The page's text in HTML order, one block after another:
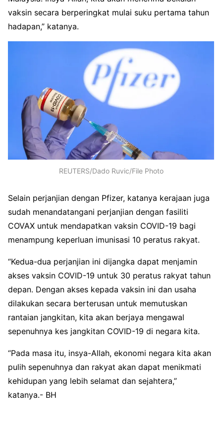
vaksin secara berperingkat mulai suku pertama tahun
hadapan,” katanya.
REUTERS/Dado Ruvic/File Photo
Selain perjanjian dengan Pfizer, katanya kerajaan juga
sudah menandatangani perjanjian dengan fasiliti
COVAX untuk mendapatkan vaksin COVID-19 bagi
menampung keperluan imunisasi 10 peratus rakyat.
“Kedua-dua perjanjian ini dijangka dapat menjamin
akses vaksin COVID-19 untuk 30 peratus rakyat tahun
depan. Dengan akses kepada vaksin ini dan usaha
dilakukan secara berterusan untuk memutuskan
rantaian jangkitan, kita akan berjaya mengawal
sepenuhnya kes jangkitan COVID-19 di negara kita.
“Pada masa itu, insya-Allah, ekonomi negara kita akan
pulih sepenuhnya dan rakyat akan dapat menikmati
kehidupan yang lebih selamat dan sejahtera,”
katanya.- BH